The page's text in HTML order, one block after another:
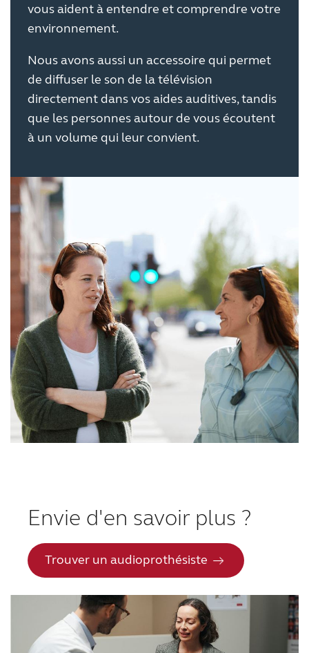
vous aident à entendre et comprendre votre
environnement.
Nous avons aussi un accessoire qui permet
de diffuser le son de la télévision
directement dans vos aides auditives, tandis
que les personnes autour de vous écoutent
à un volume qui leur convient.
Envie d'en savoir plus ?
Trouver un audioprothésiste